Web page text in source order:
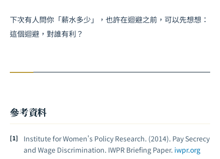
下次有人問你「薪水多少」，也許在迴避之前，可以先想想：
這個迴避，對誰有利？
參考資料
Institute for Women's Policy Research. (2014). Pay Secrecy
and Wage Discrimination. IWPR Briefing Paper. iwpr.org